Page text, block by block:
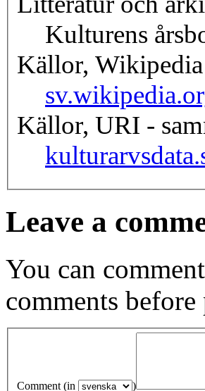
Kulturens
Källor,
Källor, URI -
Leave a
You can
comments
Comment (in )